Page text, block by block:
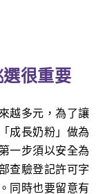
很重要
越多元，為了讓
成長奶粉」做為
一步須以安全為
查驗登記許可字
同時也要留意有